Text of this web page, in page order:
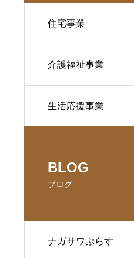
住宅事業
介護福祉事業
生活応援事業
BLOG
ブログ
ナガサワぷらす